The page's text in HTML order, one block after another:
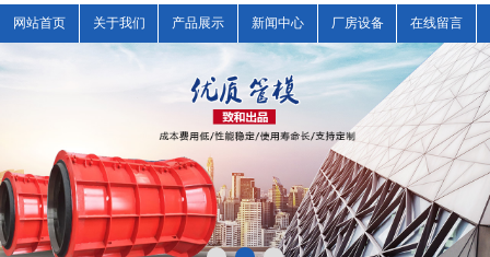
网站首页 关于我们 产品展示 新闻中心 厂房设备 在线留言